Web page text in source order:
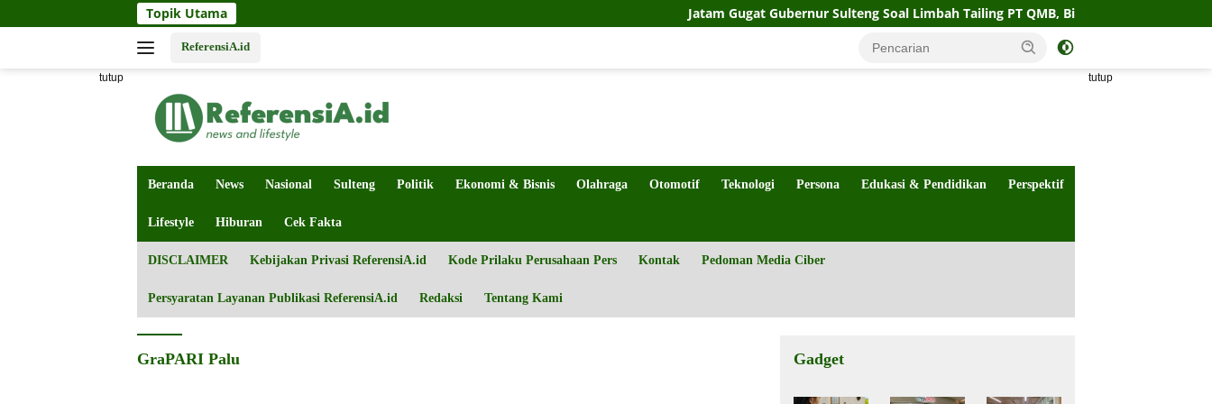
ke
Topik Utama Jatam Gugat Gubernur Sulteng Soal Limbah Tailing PT QMB, Biro Hukum Sebut Pemprov Siap
ReferensiA.id
tutup tutup
Beranda News Nasional Sulteng Politik Ekonomi & Bisnis Olahraga Otomotif Teknologi Persona Edukasi & Pendidikan Perspektif
Lifestyle Hiburan Cek Fakta
DISCLAIMER Kebijakan Privasi ReferensiA.id Kode Prilaku Perusahaan Pers Kontak Pedoman Media Ciber
Persyaratan Layanan Publikasi ReferensiA.id Redaksi Tentang Kami
GraPARI Palu Gadget